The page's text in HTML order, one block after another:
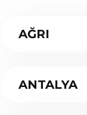
AĞRI
ANTALYA